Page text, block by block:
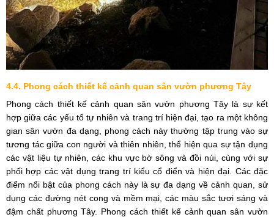
4.4. Phong cách thiết kế cảnh quan sân vườn phương Tây
Phong cách thiết kế cảnh quan sân vườn phương Tây là sự kết
hợp giữa các yếu tố tự nhiên và trang trí hiện đại, tạo ra một không
gian sân vườn đa dạng, phong cách này thường tập trung vào sự
tương tác giữa con người và thiên nhiên, thể hiện qua sự tận dụng
các vật liệu tự nhiên, các khu vực bờ sông và đồi núi, cùng với sự
phối hợp các vật dụng trang trí kiểu cổ điển và hiện đại. Các đặc
điểm nổi bật của phong cách này là sự đa dạng về cảnh quan, sử
dụng các đường nét cong và mềm mại, các màu sắc tươi sáng và
đậm chất phương Tây. Phong cách thiết kế cảnh quan sân vườn